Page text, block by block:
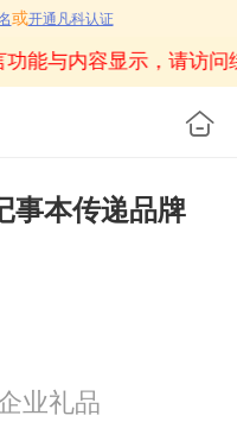
或开通凡科认证
功能与内容显示，请访问
事本传递品牌
业礼品